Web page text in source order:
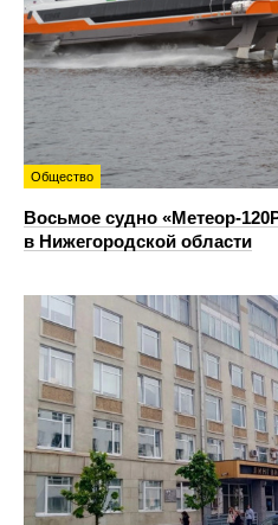
Общество
Восьмое судно «Метеор-
в Нижегородской области